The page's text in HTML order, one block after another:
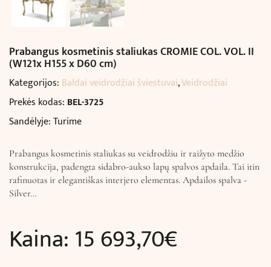
Prabangus kosmetinis staliukas CROMIE COL. VOL. II
(W121x H155 x D60 cm)
Kategorijos: Baldai veidrodžiai šviestuvai,Veidrodžiai
Prekės kodas: BEL-3725
Sandėlyje: Turime
Prabangus kosmetinis staliukas su veidrodžiu ir raižyto medžio
konstrukcija, padengta sidabro-aukso lapų spalvos apdaila. Tai itin
rafinuotas ir elegantiškas interjero elementas. Apdailos spalva -
Silver…
Kaina: 15 693,70€